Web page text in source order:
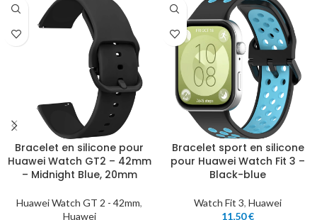
Bracelet en silicone pour
Huawei Watch GT2 – 42mm
– Midnight Blue, 20mm
Huawei Watch GT 2 - 42mm,
Huawei
Bracelet sport en silicone
pour Huawei Watch Fit 3 –
Black-blue
Watch Fit 3, Huawei
11,50€